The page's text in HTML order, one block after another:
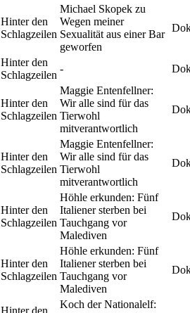
Hinter den
Schlagzeilen
Michael Skopek zu
Wegen meiner
Sexualität aus einer Bar
geworfen
Hinter den
Schlagzeilen
-
Hinter den
Schlagzeilen
Maggie Entenfellner:
Wir alle sind für das
Tierwohl
mitverantwortlich
Hinter den
Schlagzeilen
Maggie Entenfellner:
Wir alle sind für das
Tierwohl
mitverantwortlich
Hinter den
Schlagzeilen
Höhle erkunden: Fünf
Italiener sterben bei
Tauchgang vor
Malediven
Hinter den
Schlagzeilen
Höhle erkunden: Fünf
Italiener sterben bei
Tauchgang vor
Malediven
Hinter den
Koch der Nationalelf: